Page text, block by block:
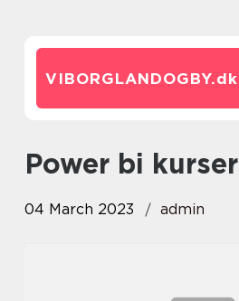
VIBORGLANDOGBY.dk
power bi kurser
04 March 2023 admin